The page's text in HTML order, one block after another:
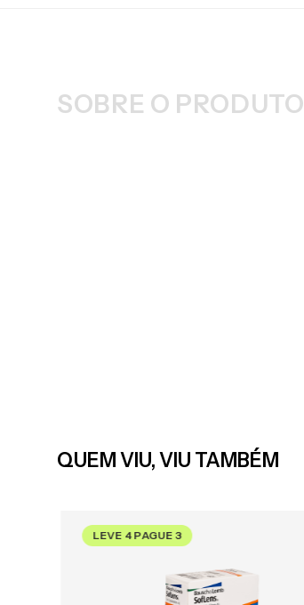
SOBRE O PRODUTO
QUEM VIU, VIU TAMBÉM
LEVE 4 PAGUE 3